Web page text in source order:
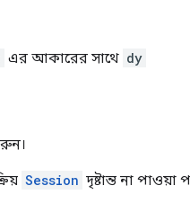
এর আকারের সাথে dy
Session দৃষ্টান্ত না পাওয়া